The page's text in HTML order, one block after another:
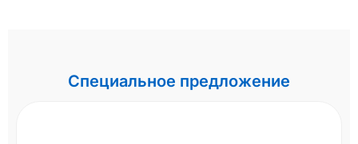
Специальное предложение